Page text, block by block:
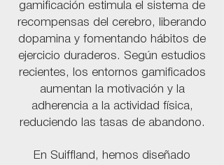
gamificación estimula el sistema de
recompensas del cerebro, liberando
dopamina y fomentando hábitos de
ejercicio duraderos. Según estudios
recientes, los entornos gamificados
aumentan la motivación y la
adherencia a la actividad física,
reduciendo las tasas de abandono.
En Suiffland, hemos diseñado